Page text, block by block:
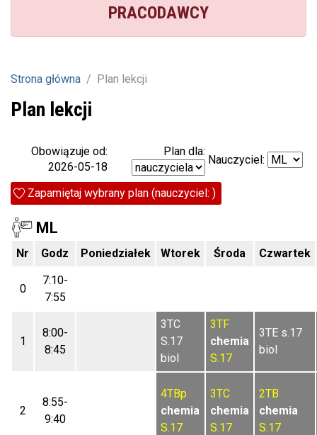
PRACODAWCY
Strona główna Plan lekcji
Plan lekcji
Obowiązuje od:
2026-05-18
Plan dla:
Nauczyciel:
Zapamiętaj wybrany plan (nauczyciel: )
ML
Nr Godz Poniedziałek Wtorek Środa Czwartek
0
7:10-
7:55
1
8:00-
8:45
3TC
S.17
biol
3TF
chemia
S.17
3TE s.17
biol
2
8:55-
9:40
4TBp
chemia
S.17
3TC
chemia
S.17
2TB
chemia
S.17